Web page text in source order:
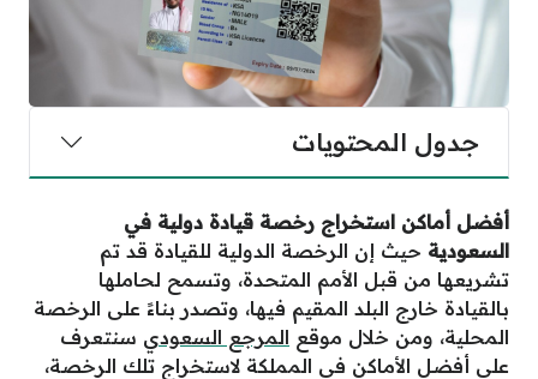
جدول المحتويات
أفضل أماكن استخراج رخصة قيادة دولية في
السعودية حيث إن الرخصة الدولية للقيادة قد تم
تشريعها من قبل الأمم المتحدة، وتسمح لحاملها
بالقيادة خارج البلد المقيم فيها، وتصدر بناءً على الرخصة
المحلية، ومن خلال موقع المرجع السعودي سنتعرف
على أفضل الأماكن في المملكة لاستخراج تلك الرخصة،